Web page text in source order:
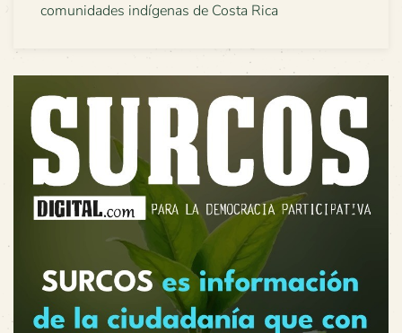
comunidades indígenas de Costa Rica